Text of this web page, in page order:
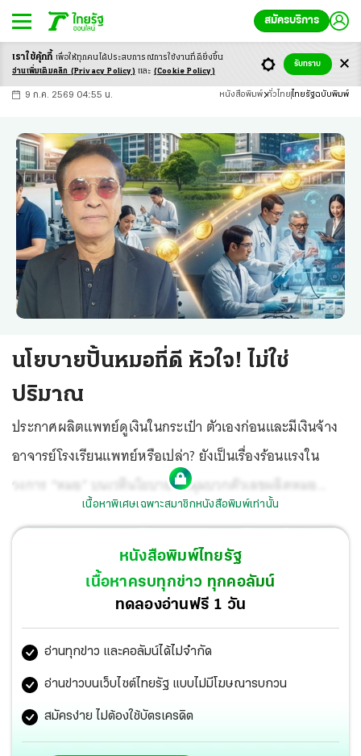
สมัครบริการ
-ก ก ก+
9 ก.ค. 2569 04:55 น. หนังสือพิมพ์ ทั่วไทย ไทยรัฐฉบับพิมพ์
นโยบายปั้นหมอที่ดี หัวใจ! ไม่ใช่
ปริมาณ
ประกาศผลิตแพทย์ดูเงินในกระเป๋า ตัวเองก่อนและมีเงินจ้าง
อาจารย์โรงเรียนแพทย์หรือเปล่า? ยังเป็นเรื่องร้อนแรงใน
วงการ “หมอ” บนเวทีนโยบาย ในมุมบวกตัวเลขผลิตหมอ
“22,000” คน ...ฟังดูหรูหราเป้าหมายผลักดันไทยสู่เมดิ
คอลฮับสร้างความหวัง สร้างรอยยิ้ม และเสียงปรบมือเกรียว
กราว แต่ในมุมของ “คนในวงการแพทย์” ที่ต้องลงมือทำจริง ดู
เหมือนจะตรงกันข้าม...ด้วยว่าตัวเลขเหล่านี้กลับกลายเป็น
โจทย์ที่น่าขนลุก
เนื้อหาพิเศษเฉพาะสมาชิกหนังสือพิมพ์เท่านั้น
หนังสือพิมพ์ไทยรัฐ
เนื้อหาครบทุกข่าว ทุกคอลัมน์
ทดลองอ่านฟรี 1 วัน
อ่านทุกข่าว และคอลัมน์ได้ไม่จำกัด
อ่านข่าวบนเว็บไซต์ไทยรัฐ แบบไม่มีโฆษณารบกวน
สมัครง่าย ไม่ต้องใช้บัตรเครดิต
เราใช้คุ้กกี้ เพื่อให้ทุกคนได้ประสบการณ์การใช้งานที่ดียิ่งขึ้น
อ่านเพิ่มเติมคลิก (Privacy Policy) และ (Cookie Policy)
รับทราบ